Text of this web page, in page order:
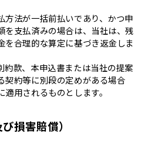
方法が一括前払いであり、かつ申
を支払済みの場合は、当社は、残
を合理的な算定に基づき返金しま
約款、本申込書または当社の提案
契約等に別段の定めがある場合
用されるものとします。
損害賠償）